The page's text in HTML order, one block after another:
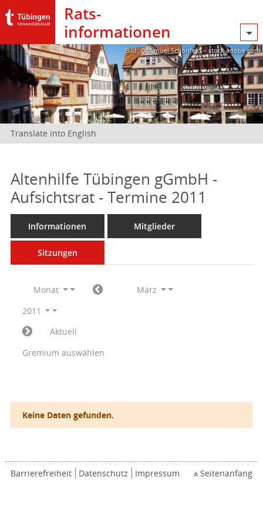
Rats­
informationen
Bild: @Manuel Schönfeld – stock.adobe.com
Translate into English
Altenhilfe Tübingen gGmbH -
Aufsichtsrat - Termine 2011
Informationen Mitglieder
Sitzungen
Monat
März
2011
Aktuell
Gremium auswählen
Keine Daten gefunden.
Barrierefreiheit Datenschutz Impressum Seitenanfang